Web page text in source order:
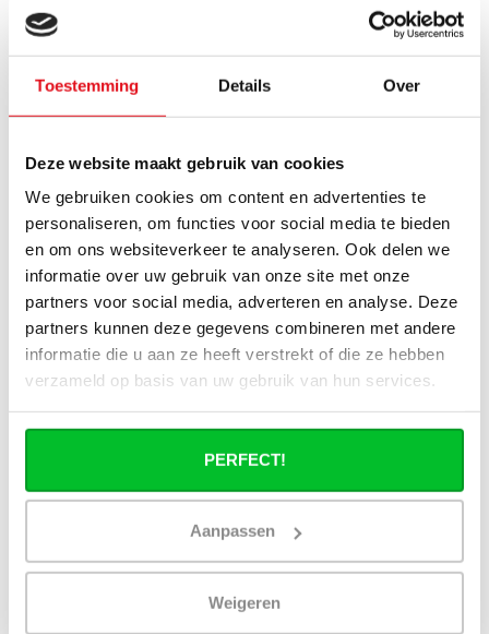
Toestemming Details Over
Deze website maakt gebruik van cookies
We gebruiken cookies om content en advertenties te
personaliseren, om functies voor social media te bieden
en om ons websiteverkeer te analyseren. Ook delen we
informatie over uw gebruik van onze site met onze
partners voor social media, adverteren en analyse. Deze
partners kunnen deze gegevens combineren met andere
informatie die u aan ze heeft verstrekt of die ze hebben
verzameld op basis van uw gebruik van hun services.
PERFECT!
Aanpassen
Weigeren
Breedte 2400 mm
Alle specificaties
Heb je een vraag over dit product ?
Simon helpt je graag en kan al je vragen beantwoorden.
Stuur een bericht
Ruim assortiment
14 dagen bedenktijd
week open.
Nederland en België
Geen onverwachte
kosten achteraf